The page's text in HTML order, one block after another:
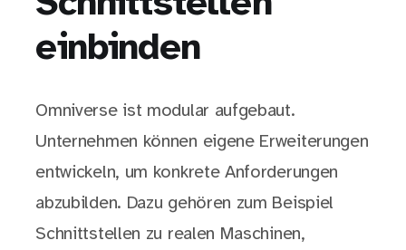
einbinden
Omniverse ist modular aufgebaut.
Unternehmen können eigene Erweiterungen
entwickeln, um konkrete Anforderungen
abzubilden. Dazu gehören zum Beispiel
Schnittstellen zu realen Maschinen,